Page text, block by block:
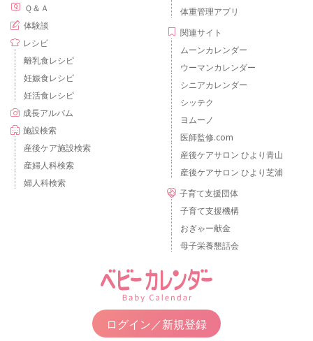
Ｑ＆Ａ
体験談
レシピ
離乳食レシピ
妊娠食レシピ
妊活食レシピ
成長アルバム
施設検索
産後ケア施設検索
産婦人科検索
婦人科検索
体重管理アプリ
関連サイト
ムーンカレンダー
ウーマンカレンダー
シニアカレンダー
シッテク
ヨムーノ
医師監修.com
産後ケアサロン ひより青山
産後ケアサロン ひより芝浦
子育て支援団体
子育て支援機構
おぎゃー献金
母子栄養懇話会
ログイン／新規登録